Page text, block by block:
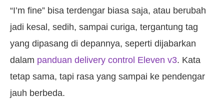
“I’m fine” bisa terdengar biasa saja, atau berubah
jadi kesal, sedih, sampai curiga, tergantung tag
yang dipasang di depannya, seperti dijabarkan
dalam panduan delivery control Eleven v3. Kata
tetap sama, tapi rasa yang sampai ke pendengar
jauh berbeda.